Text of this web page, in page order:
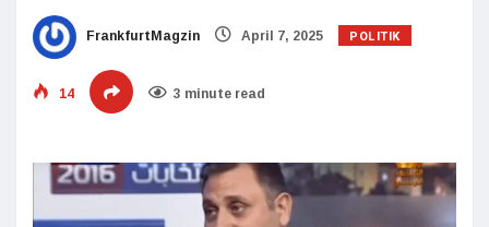
FrankfurtMagzin April 7, 2025 POLITIK
14 3 minute read